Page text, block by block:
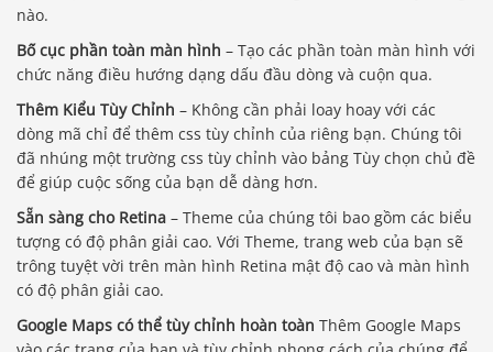
nào.
Bố cục phần toàn màn hình – Tạo các phần toàn màn hình với
chức năng điều hướng dạng dấu đầu dòng và cuộn qua.
Thêm Kiểu Tùy Chỉnh – Không cần phải loay hoay với các
dòng mã chỉ để thêm css tùy chỉnh của riêng bạn. Chúng tôi
đã nhúng một trường css tùy chỉnh vào bảng Tùy chọn chủ đề
để giúp cuộc sống của bạn dễ dàng hơn.
Sẵn sàng cho Retina – Theme của chúng tôi bao gồm các biểu
tượng có độ phân giải cao. Với Theme, trang web của bạn sẽ
trông tuyệt vời trên màn hình Retina mật độ cao và màn hình
có độ phân giải cao.
Google Maps có thể tùy chỉnh hoàn toàn Thêm Google Maps